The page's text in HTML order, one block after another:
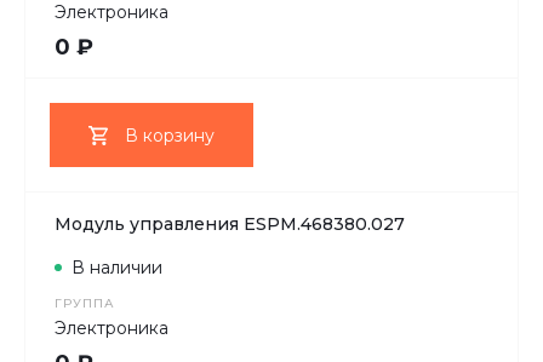
Электроника
0 ₽
В корзину
Модуль управления ESPM.468380.027
ГРУППА
Электроника
В наличии